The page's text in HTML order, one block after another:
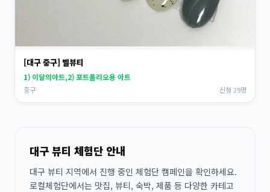
[대구 중구] 벨뷰티
1) 이달의아트,2) 포트폴리오용 아트
중구 신청 29명
대구 뷰티 체험단 안내
대구 뷰티 지역에서 진행 중인 체험단 캠페인을 확인하세요.
로컬체험단에서는 맛집, 뷰티, 숙박, 제품 등 다양한 카테고